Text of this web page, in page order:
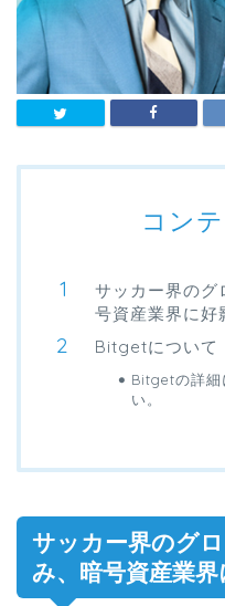
コン
サッカー界のグ
号資産業界に好
Bitgetについて
Bitgetの詳細
い。
サッカー界のグ
み、暗号資産業